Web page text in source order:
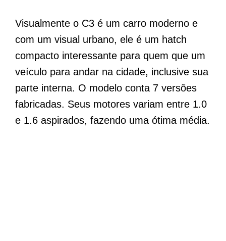
Visualmente o C3 é um carro moderno e
com um visual urbano, ele é um hatch
compacto interessante para quem que um
veículo para andar na cidade, inclusive sua
parte interna. O modelo conta 7 versões
fabricadas. Seus motores variam entre 1.0
e 1.6 aspirados, fazendo uma ótima média.